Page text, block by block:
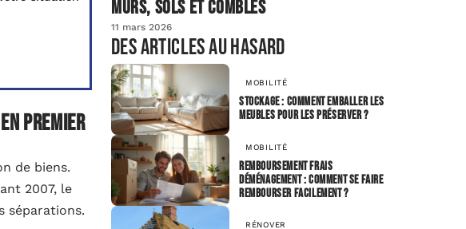
premier
de biens.
2007, le
séparations.
murs, sols et combles
11 mars 2026
Des articles au hasard
MOBILITÉ
Stockage : Comment emballer les
meubles pour les préserver ?
MOBILITÉ
Remboursement frais
déménagement : comment se faire
rembourser facilement ?
RÉNOVER